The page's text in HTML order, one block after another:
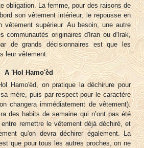
obligation. La femme, pour des raisons de
son vêtement intérieur, le repousse en
vêtement supérieur. Au besoin, une autre
communautés originaires d'Iran ou d'Irak,
de grands décisionnaires est que les
leur vêtement.
A 'Hol Hamo'èd
Hamo'èd, on pratique la déchirure pour
mère, puis par respect pour le caractère
changera immédiatement de vêtement).
des habits de semaine qui n’ont pas été
remettre le vêtement déjà déchiré, et
qu'on devra déchirer également. La
que pour tous les autres proches, on ne